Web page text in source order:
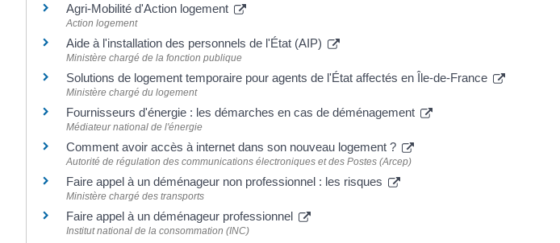
Agri-Mobilité d'Action logement
Action logement
Aide à l'installation des personnels de l'État (AIP)
Ministère chargé de la fonction publique
Solutions de logement temporaire pour agents de l'État affectés en Île-de-France
Ministère chargé du logement
Fournisseurs d'énergie : les démarches en cas de déménagement
Médiateur national de l'énergie
Comment avoir accès à internet dans son nouveau logement ?
Autorité de régulation des communications électroniques et des Postes (Arcep)
Faire appel à un déménageur non professionnel : les risques
Ministère chargé des transports
Faire appel à un déménageur professionnel
Institut national de la consommation (INC)